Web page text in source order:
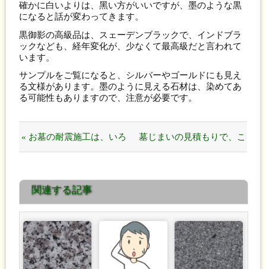
確かに白いよりは、黑い方がいいですが、墨のような黒
になると話が変わってきます。
黒御影の高級品は、スェーデンブラックで、インドブラ
ックなども、経年変化が、少なくて最高級だと言われて
います。
サンプルをご覧になると、シルバーやゴールドにも見え
る文様があります。墨のように見える石材は、染めてあ
る可能性もありますので、注意が必要です。
« お墓の耐震施工は、いろ
対はありません！
墓じまいの見積もりで、こ
関連する記事